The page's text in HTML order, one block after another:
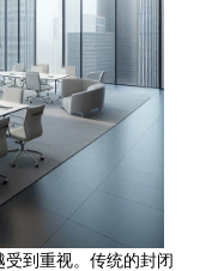
到重视。传统的封闭